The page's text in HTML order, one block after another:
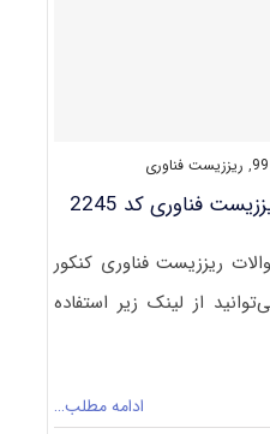
, ریززیست فناوری
ریززیست فناوری کنکور
سراسری و آزاد 99 می‌توانید از لینک زیر استفاده
ادامه مطلب…